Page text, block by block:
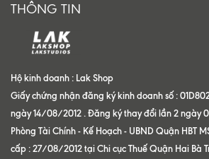
THÔNG TIN
Hộ kinh doanh : Lak Shop
Giấy chứng nhận đăng ký kinh doanh số :
ngày 14/08/2012 . Đăng ký thay đổi lần 2 ngày
Phòng Tài Chính - Kế Hoạch - UBND Quận HBT
cấp : 27/08/2012 tại Chi cục Thuế Quận Hai Bà